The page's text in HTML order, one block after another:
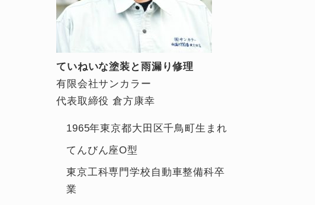
ていねいな塗装と雨漏り修理
有限会社サンカラー
代表取締役 倉方康幸
1965年東京都大田区千鳥町生まれ
てんびん座O型
東京工科専門学校自動車整備科卒
業